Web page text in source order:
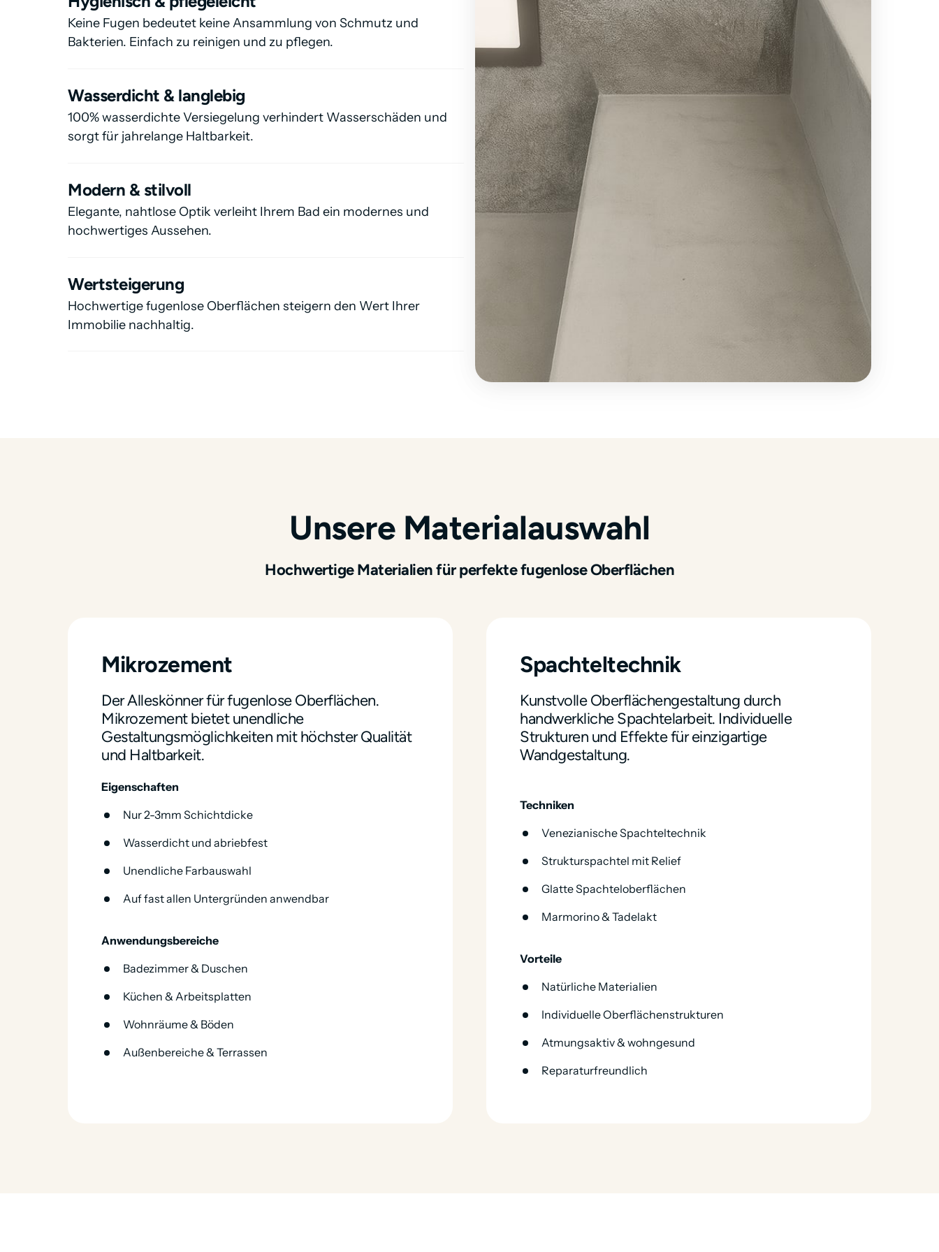
Keine Fugen bedeutet keine Ansammlung von Schmutz und
Bakterien. Einfach zu reinigen und zu pflegen.
Wasserdicht & langlebig
100% wasserdichte Versiegelung verhindert Wasserschäden und
sorgt für jahrelange Haltbarkeit.
Modern & stilvoll
Elegante, nahtlose Optik verleiht Ihrem Bad ein modernes und
hochwertiges Aussehen.
Wertsteigerung
Hochwertige fugenlose Oberflächen steigern den Wert Ihrer
Immobilie nachhaltig.
Unsere Materialauswahl
Hochwertige Materialien für perfekte fugenlose Oberflächen
Mikrozement
Der Alleskönner für fugenlose Oberflächen.
Mikrozement bietet unendliche
Gestaltungsmöglichkeiten mit höchster Qualität
und Haltbarkeit.
Eigenschaften
Nur 2-3mm Schichtdicke
Wasserdicht und abriebfest
Unendliche Farbauswahl
Auf fast allen Untergründen anwendbar
Anwendungsbereiche
Badezimmer & Duschen
Küchen & Arbeitsplatten
Wohnräume & Böden
Außenbereiche & Terrassen
Spachteltechnik
Kunstvolle Oberflächengestaltung durch
handwerkliche Spachtelarbeit. Individuelle
Strukturen und Effekte für einzigartige
Wandgestaltung.
Techniken
Venezianische Spachteltechnik
Strukturspachtel mit Relief
Glatte Spachteloberflächen
Marmorino & Tadelakt
Vorteile
Natürliche Materialien
Individuelle Oberflächenstrukturen
Atmungsaktiv & wohngesund
Reparaturfreundlich